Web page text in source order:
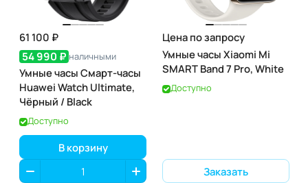
61 100 ₽
54 990 ₽ наличными
Умные часы Смарт-часы
Huawei Watch Ultimate,
Чёрный / Black
Доступно
В корзину
Цена по запросу
Умные часы Xiaomi Mi
SMART Band 7 Pro, White
Доступно
Заказать